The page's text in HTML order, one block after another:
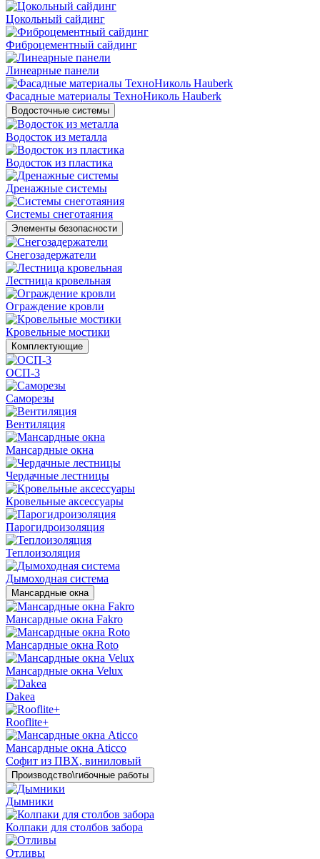
Цокольный сайдинг
Фиброцементный сайдинг
Линеарные панели
Фасадные материалы ТехноНиколь Hauberk
Водосточные системы
Водосток из металла
Водосток из пластика
Дренажные системы
Системы снеготаяния
Элементы безопасности
Снегозадержатели
Лестница кровельная
Ограждение кровли
Кровельные мостики
Комплектующие
ОСП-3
Саморезы
Вентиляция
Мансардные окна
Чердачные лестницы
Кровельные аксессуары
Парогидроизоляция
Теплоизоляция
Дымоходная система
Мансардные окна
Мансардные окна Fakro
Мансардные окна Roto
Мансардные окна Velux
Dakea
Rooflite+
Мансардные окна Aticco
Софит из ПВХ, виниловый
Производство\гибочные работы
Дымники
Колпаки для столбов забора
Отливы